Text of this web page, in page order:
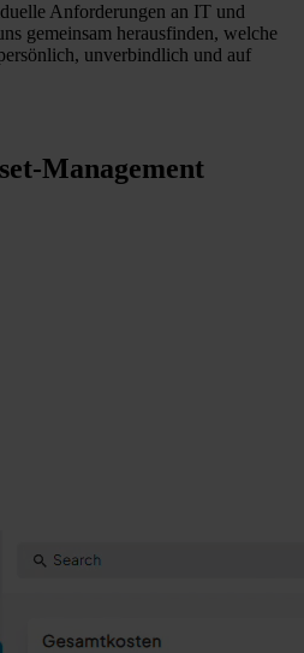
Anforderungen an IT und
gemeinsam herausfinden, welche
unverbindlich und auf
Management